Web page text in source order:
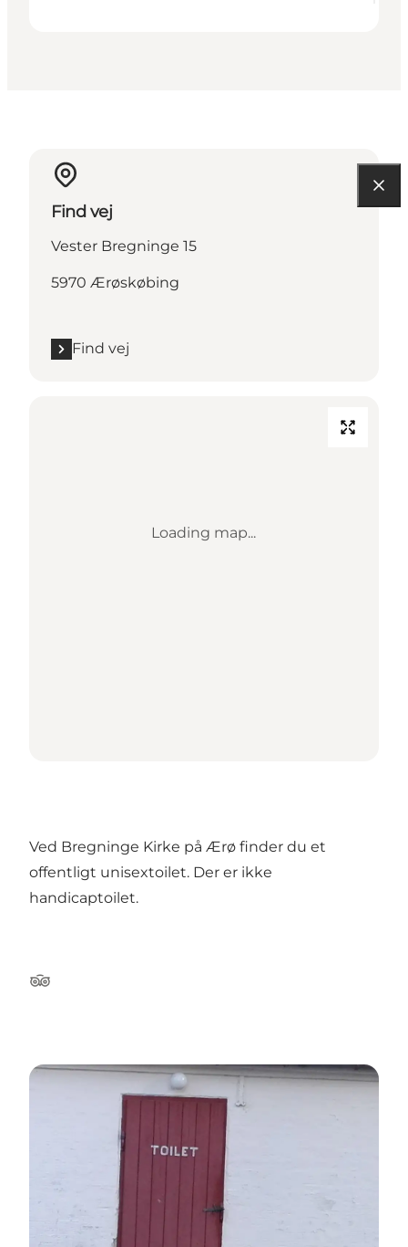
Find vej
Vester Bregninge 15
5970 Ærøskøbing
Find vej
Loading map...
Ved Bregninge Kirke på Ærø finder du et
offentligt unisextoilet. Der er ikke
handicaptoilet.
Tripadvisor